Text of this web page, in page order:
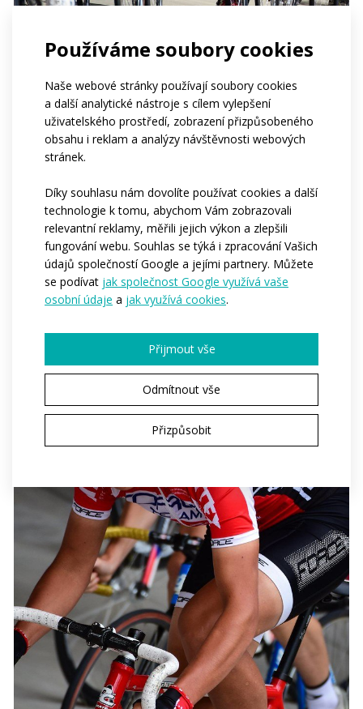
Používáme soubory cookies
Naše webové stránky používají soubory cookies
a další analytické nástroje s cílem vylepšení
uživatelského prostředí, zobrazení přizpůsobeného
obsahu i reklam a analýzy návštěvnosti webových
stránek.
Díky souhlasu nám dovolíte používat cookies a další
technologie k tomu, abychom Vám zobrazovali
relevantní reklamy, měřili jejich výkon a zlepšili
fungování webu. Souhlas se týká i zpracování Vašich
údajů společností Google a jejími partnery. Můžete
se podívat jak společnost Google využívá vaše
osobní údaje a jak využívá cookies.
Přijmout vše
Odmítnout vše
Přizpůsobit